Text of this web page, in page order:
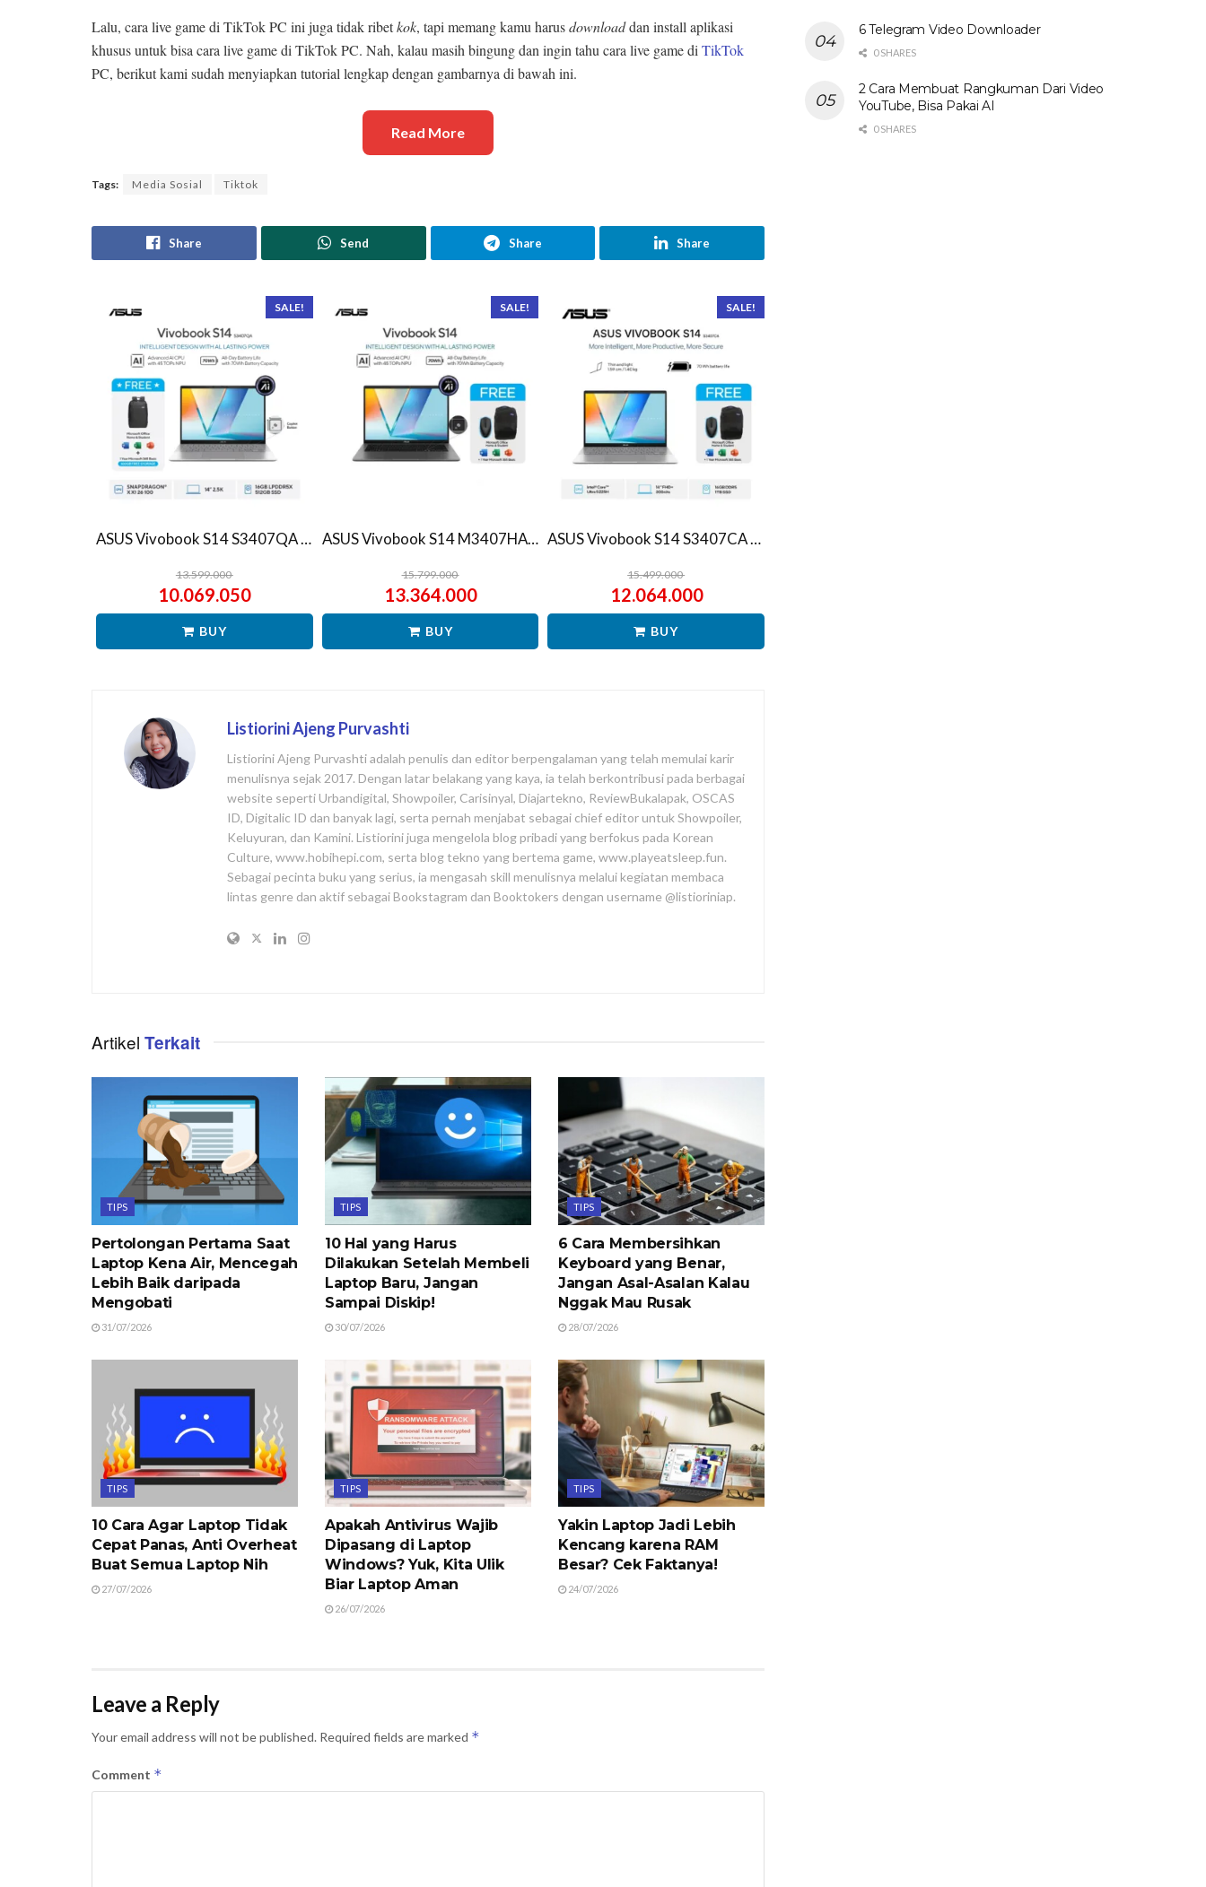
Lalu, cara live game di TikTok PC ini juga tidak ribetkok, tapi memang kamu harusdownloaddan install aplikasi
khusus untuk bisa cara live game di TikTok PC. Nah, kalau masih bingung dan ingin tahu cara live game di TikTok
PC, berikut kami sudah menyiapkan tutorial lengkap dengan gambarnya di bawah ini.
Read More
Tags: Media Sosial Tiktok
Share Send Share Share
SALE!
ASUS Vivobook S14 S3407QA – IPSP151M – Matte Gray
13.599.000
10.069.050
BUY
SALE!
ASUS Vivobook S14 M3407HA Ryzen 7 260 1TB SSD 16GB WUXGA IPS Win11+OHS
15.799.000
13.364.000
BUY
SALE!
ASUS Vivobook S14 S3407CA Ultra 5 225H 1TB SSD 16GB WUXGA IPS Win11+OHS
15.499.000
12.064.000
BUY
Listiorini Ajeng Purvashti
Listiorini Ajeng Purvashti adalah penulis dan editor berpengalaman yang telah memulai karir
menulisnya sejak 2017. Dengan latar belakang yang kaya, ia telah berkontribusi pada berbagai
website seperti Urbandigital, Showpoiler, Carisinyal, Diajartekno, ReviewBukalapak, OSCAS
ID, Digitalic ID dan banyak lagi, serta pernah menjabat sebagai chief editor untuk Showpoiler,
Keluyuran, dan Kamini. Listiorini juga mengelola blog pribadi yang berfokus pada Korean
Culture, www.hobihepi.com, serta blog tekno yang bertema game, www.playeatsleep.fun.
Sebagai pecinta buku yang serius, ia mengasah skill menulisnya melalui kegiatan membaca
lintas genre dan aktif sebagai Bookstagram dan Booktokers dengan username @listioriniap.
Artikel Terkait
TIPS
Pertolongan Pertama Saat
Laptop Kena Air, Mencegah
Lebih Baik daripada
Mengobati
31/07/2026
TIPS
10 Hal yang Harus
Dilakukan Setelah Membeli
Laptop Baru, Jangan
Sampai Diskip!
30/07/2026
TIPS
6 Cara Membersihkan
Keyboard yang Benar,
Jangan Asal-Asalan Kalau
Nggak Mau Rusak
28/07/2026
TIPS
10 Cara Agar Laptop Tidak
Cepat Panas, Anti Overheat
Buat Semua Laptop Nih
27/07/2026
TIPS
Apakah Antivirus Wajib
Dipasang di Laptop
Windows? Yuk, Kita Ulik
Biar Laptop Aman
26/07/2026
TIPS
Yakin Laptop Jadi Lebih
Kencang karena RAM
Besar? Cek Faktanya!
24/07/2026
Leave a Reply
Your email address will not be published. Required fields are marked *
Comment *
6 Telegram Video Downloader
0 SHARES
2 Cara Membuat Rangkuman Dari Video
YouTube, Bisa Pakai AI
0 SHARES